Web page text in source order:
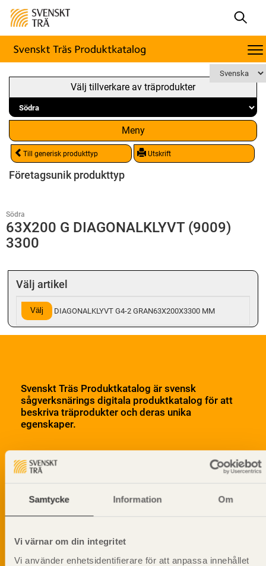
Samtycke Information Om
Vi värnar om din integritet
Vi använder enhetsidentifierare för att anpassa innehållet
Välj tillverkare av träprodukter
Meny
Till generisk produkttyp Utskrift
Företagsunik produkttyp
Södra
63X200 G DIAGONALKLYVT (9009)
3300
Välj artikel
Välj DIAGONALKLYVT G4-2 GRAN63X200X3300 MM
Svenskt Träs Produktkatalog är svensk
sågverksnärings digitala produktkatalog för att
beskriva träprodukter och deras unika
egenskaper.
Dela på
informationsutskick!